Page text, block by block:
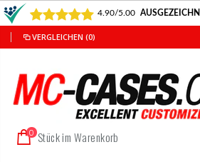
VERGLEICHEN (0)
0 Stück im Warenkorb